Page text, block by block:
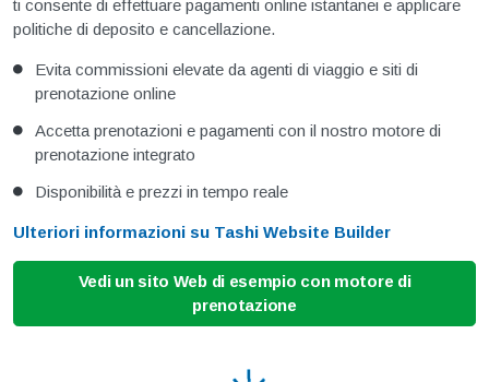
ti consente di effettuare pagamenti online istantanei e applicare
politiche di deposito e cancellazione.
Evita commissioni elevate da agenti di viaggio e siti di
prenotazione online
Accetta prenotazioni e pagamenti con il nostro motore di
prenotazione integrato
Disponibilità e prezzi in tempo reale
Ulteriori informazioni su Tashi Website Builder
Vedi un sito Web di esempio con motore di
prenotazione